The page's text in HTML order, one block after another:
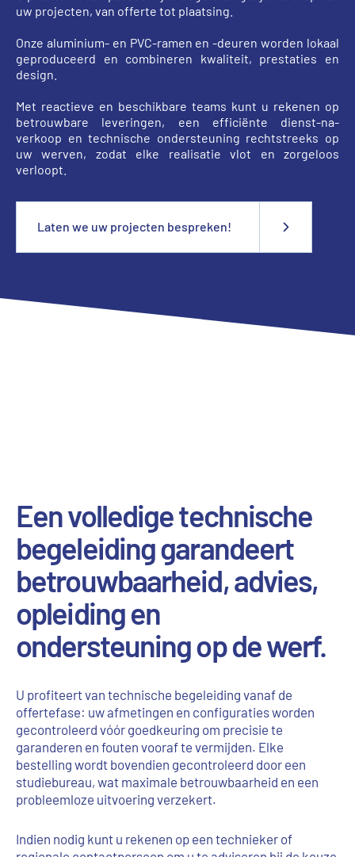
uw projecten, van offerte tot plaatsing.
Onze aluminium- en PVC-ramen en -deuren worden lokaal
geproduceerd en combineren kwaliteit, prestaties en
design.
Met reactieve en beschikbare teams kunt u rekenen op
betrouwbare leveringen, een efficiënte dienst-na-
verkoop en technische ondersteuning rechtstreeks op
uw werven, zodat elke realisatie vlot en zorgeloos
verloopt.
Laten we uw projecten bespreken!
Een volledige technische
begeleiding garandeert
betrouwbaarheid, advies,
opleiding en
ondersteuning op de werf.
U profiteert van technische begeleiding vanaf de
offertefase: uw afmetingen en configuraties worden
gecontroleerd vóór goedkeuring om precisie te
garanderen en fouten vooraf te vermijden. Elke
bestelling wordt bovendien gecontroleerd door een
studiebureau, wat maximale betrouwbaarheid en een
probleemloze uitvoering verzekert.
Indien nodig kunt u rekenen op een technieker of